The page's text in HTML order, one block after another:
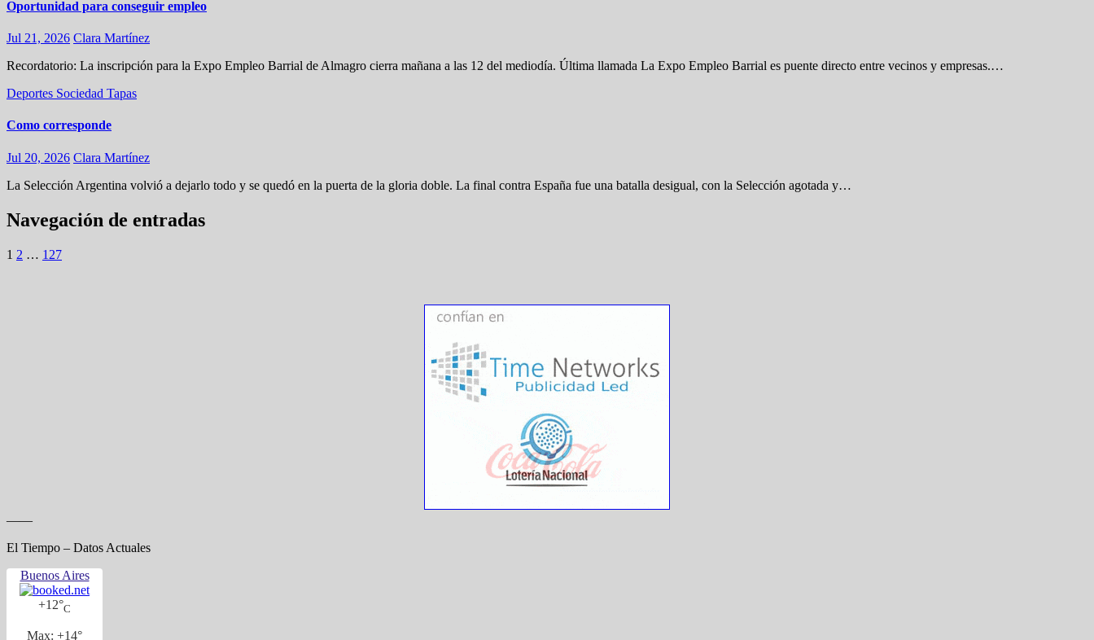
Oportunidad para conseguir empleo
Jul 21, 2026 Clara Martínez
Recordatorio: La inscripción para la Expo Empleo Barrial de Almagro cierra mañana a las 12 del mediodía. Última llamada La Expo Empleo Barrial es puente directo entre vecinos y empresas.…
Deportes Sociedad Tapas
Como corresponde
Jul 20, 2026 Clara Martínez
La Selección Argentina volvió a dejarlo todo y se quedó en la puerta de la gloria doble. La final contra España fue una batalla desigual, con la Selección agotada y…
Navegación de entradas
1 2 … 127
——
El Tiempo – Datos Actuales
Buenos Aires
+12°C
Max: +14°